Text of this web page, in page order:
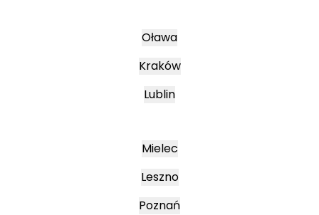
Oława
Kraków
Lublin
Mielec
Leszno
Poznań